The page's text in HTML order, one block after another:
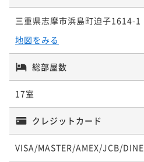
三重県志摩市浜島町迫子1614-1
地図をみる
総部屋数
17室
クレジットカード
VISA/MASTER/AMEX/JCB/